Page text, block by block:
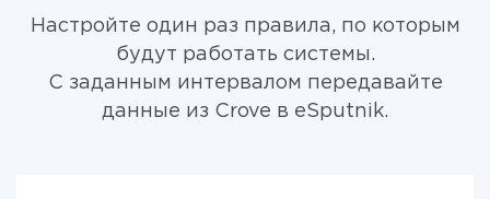
Настройте один раз правила, по которым
будут работать системы.
С заданным интервалом передавайте
данные из Crove в eSputnik.